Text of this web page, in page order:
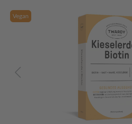
Vegan